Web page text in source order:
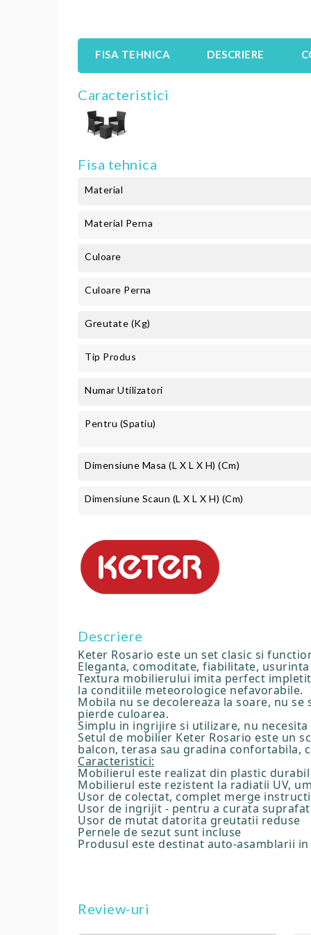
FISA TEHNICA DESCRIERE
Caracteristici
Fisa tehnica
Material
Material Perna
Culoare
Culoare Perna
Greutate (kg)
Tip Produs
Numar Utilizatori
Pentru (spatiu)
Dimensiune Masa (L X L X H) (cm)
Dimensiune Scaun (L X L X H) (cm)
Descriere
Keter Rosario este un set clasic si
Eleganta, comoditate, fiabilitate,
Textura mobilierului imita perfect
la conditiile meteorologice nefavorabile.
Mobila nu se decolereaza la soare, nu
pierde culoarea.
Simplu in ingrijire si utilizare, nu
Setul de mobilier Keter Rosario este un
balcon, terasa sau gradina confortabila,
Caracteristici:
Mobilierul este realizat din plastic
Mobilierul este rezistent la radiatii UV,
Usor de colectat, complet merge
Usor de ingrijit - pentru a curata
Usor de mutat datorita greutatii reduse
Pernele de sezut sunt incluse
Produsul este destinat auto-asamblarii
Review-uri